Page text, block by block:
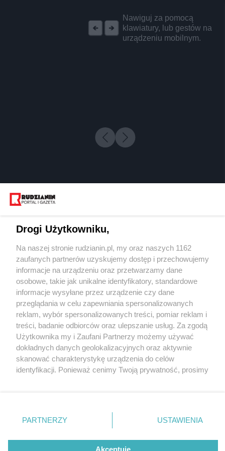
Nawiguj za pomocą
klawiatury, lub gestów na
urządzeniu mobilnym.
2 / 0
Wydawca mediów
Nie zapomnij
zapoznać się z:
polityką prywatności regulamin korzystania z portali
Twojemiasto
Piekary Śląskie
Chorzów
Tarnowskie Góry
Gliwice
Skontakuj sięz nami
Kontakt
Wydawca
Redakcja
Drogi Użytkowniku,
Na naszej stronie rudzianin.pl, my oraz naszych 1162
zaufanych partnerów uzyskujemy dostęp i przechowujemy
informacje na urządzeniu oraz przetwarzamy dane
osobowe, takie jak unikalne identyfikatory, standardowe
informacje wysyłane przez urządzenie czy dane
przeglądania w celu zapewniania spersonalizowanych
reklam, wybór spersonalizowanych treści, pomiar reklam i
treści, badanie odbiorców oraz ulepszanie usług. Za zgodą
Użytkownika my i Zaufani Partnerzy możemy używać
dokładnych danych geolokalizacyjnych oraz aktywnie
skanować charakterystykę urządzenia do celów
identyfikacji. Ponieważ cenimy Twoją prywatność, prosimy
prywatności znajdujący się w lewym dolnym rogu strony
. Niektóre rodzaje przetwarzania danych nie wymagają
zgody użytkownika, ale masz prawo sprzeciwić się
takiemu przetwarzaniu. Preferencje będą miały
PARTNERZY USTAWIENIA
Akceptuję